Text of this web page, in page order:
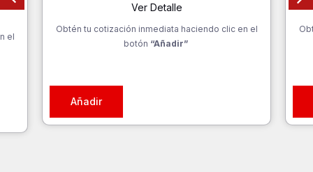
el
Ver Detalle
Obtén tu cotización inmediata haciendo clic en el
botón “Añadir”
Añadir